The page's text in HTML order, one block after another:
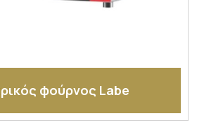
φούρνος Labe